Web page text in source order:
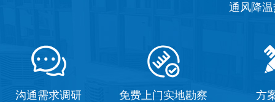
通风降
沟通需求调研 免费上门实地勘察 方